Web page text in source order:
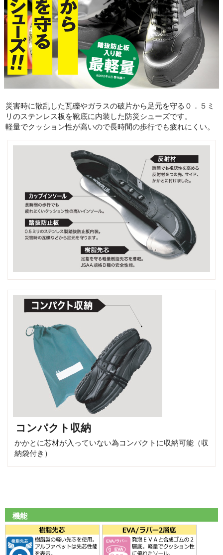
災害時に散乱した瓦礫やガラスの破片から足元を守る０．５ミ
リのステンレス板を靴底に内装した防災シューズです。
軽量でクッション性が高いので長時間の歩行でも疲れにくい。
コンパクト収納
かかとに芯材が入っていない為コンパクトに収納可能（収
納袋付き）
機能